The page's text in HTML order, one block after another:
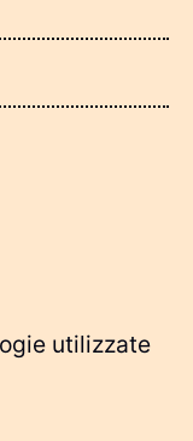
utilizzate